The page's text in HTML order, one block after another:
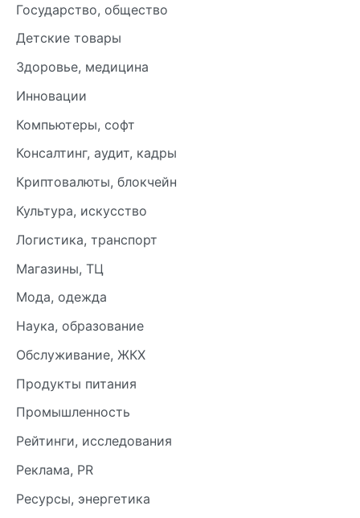
Государство, общество
Детские товары
Здоровье, медицина
Инновации
Компьютеры, софт
Консалтинг, аудит, кадры
Криптовалюты, блокчейн
Культура, искусство
Логистика, транспорт
Магазины, ТЦ
Мода, одежда
Наука, образование
Обслуживание, ЖКХ
Продукты питания
Промышленность
Рейтинги, исследования
Реклама, PR
Ресурсы, энергетика